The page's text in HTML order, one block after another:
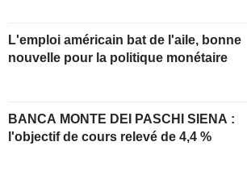
L'emploi américain bat de l'aile, bonne
nouvelle pour la politique monétaire
BANCA MONTE DEI PASCHI SIENA :
l'objectif de cours relevé de 4,4 %